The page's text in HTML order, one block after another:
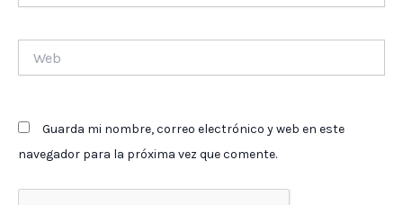
Guarda mi nombre, correo electrónico y web en este
navegador para la próxima vez que comente.